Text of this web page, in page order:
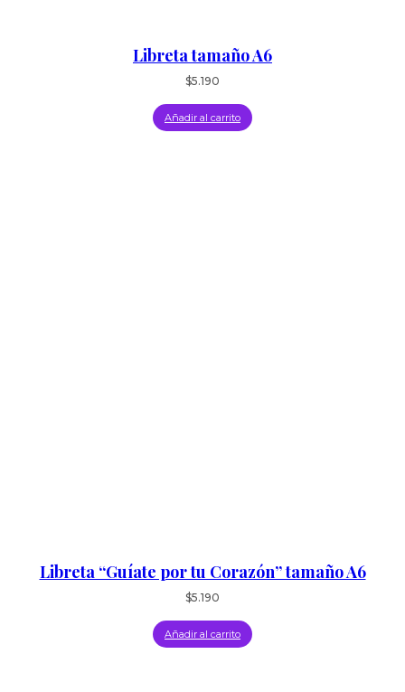
Libreta tamaño A6
$5.190
Añadir al carrito
Libreta “Guíate por tu Corazón” tamaño A6
$5.190
Añadir al carrito